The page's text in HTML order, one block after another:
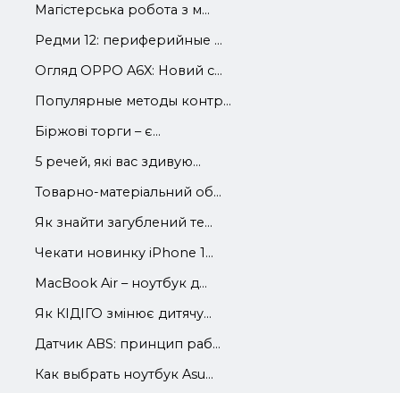
Магістерська робота з м...
Редми 12: периферийные ...
Огляд OPPO A6X: Новий с...
Популярные методы контр...
Біржові торги – є...
5 речей, які вас здивую...
Товарно-матеріальний об...
Як знайти загублений те...
Чекати новинку iPhone 1...
MacBook Air – ноутбук д...
Як КІДІГО змінює дитячу...
Датчик ABS: принцип раб...
Как выбрать ноутбук Asu...